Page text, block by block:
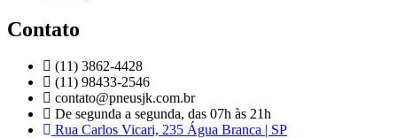
Contato
(11) 3862-4428
(11) 98433-2546
contato@pneusjk.com.br
De segunda a segunda, das 07h às 21h
Rua Carlos Vicari, 235 Água Branca | SP